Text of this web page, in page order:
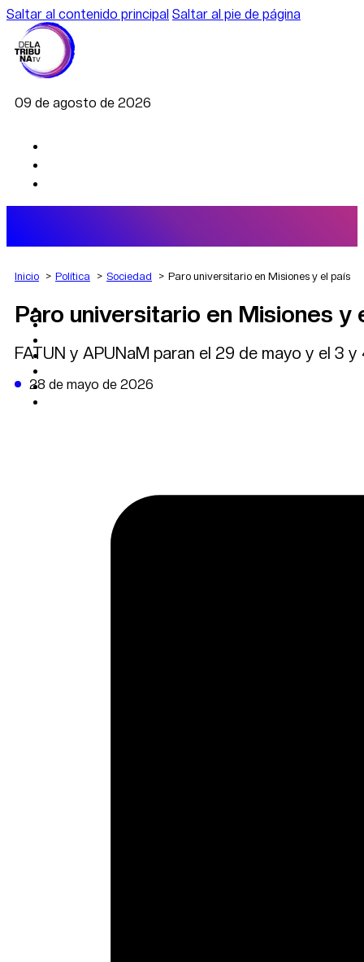
Saltar al contenido principal Saltar al pie de página
09 de agosto de 2026
AGRO
DEPORTES
POLÍTICA
DATA FIRME
Inicio Política Sociedad Paro universitario en Misiones y el país
Paro universitario en Misiones y
FATUN y APUNaM paran el 29 de mayo y el 3
28 de mayo de 2026